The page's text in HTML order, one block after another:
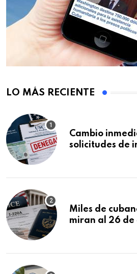
LO MÁS RECIENTE
Cambio
solicitudes de
Miles de
miran al 26 de